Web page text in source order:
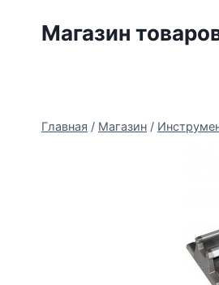
Магазин
Главная / Магазин /